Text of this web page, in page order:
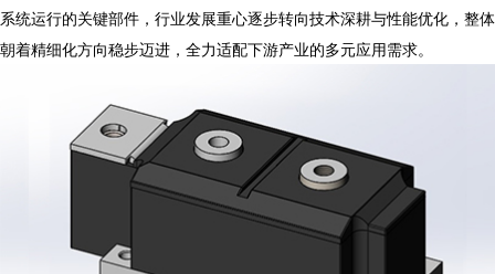
系统运行的关键部件，行业发展重心逐步转向技术深耕与性能优化，整体
朝着精细化方向稳步迈进，全力适配下游产业的多元应用需求。